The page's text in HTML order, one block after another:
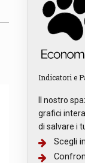
Indicatori e
Il nostro
grafici
di salvare i
Scegli